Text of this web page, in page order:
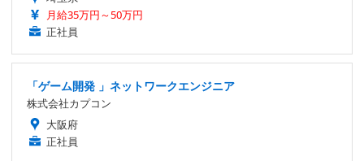
月給35万円～50万円
正社員
「ゲーム開発 」ネットワークエンジニア
株式会社カプコン
大阪府
正社員